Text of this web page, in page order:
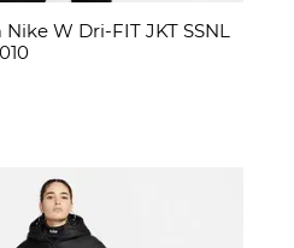
W Dri-FIT JKT SSNL